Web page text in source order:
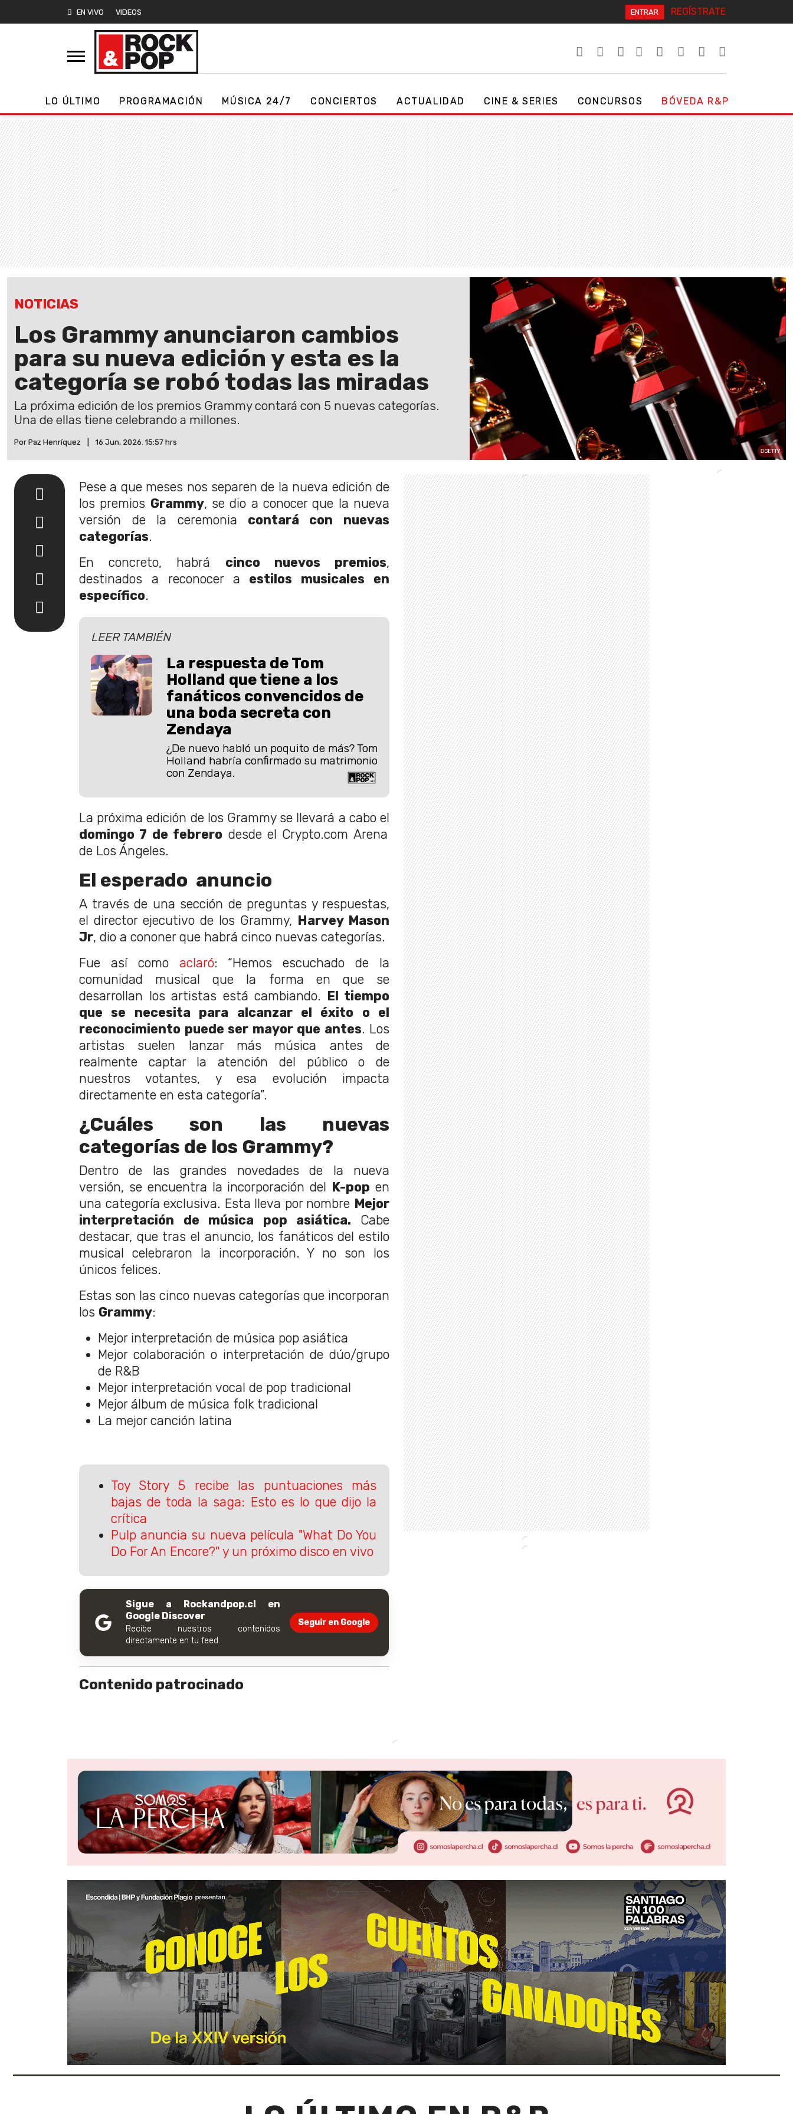
EN VIVO VIDEOS ENTRAR REGÍSTRATE
LO ÚLTIMO PROGRAMACIÓN MÚSICA 24/7 CONCIERTOS ACTUALIDAD CINE & SERIES CONCURSOS BÓVEDA R&P
NOTICIAS
Los Grammy anunciaron cambios
para su nueva edición y esta es la
categoría se robó todas las miradas
La próxima edición de los premios Grammy contará con 5 nuevas categorías.
Una de ellas tiene celebrando a millones.
Por Paz Henríquez 16 Jun, 2026. 15:57 hrs
GETTY
Pese a que meses nos separen de la nueva edición de
los premios Grammy, se dio a conocer que la nueva
versión de la ceremonia contará con nuevas
categorías.
En concreto, habrá cinco nuevos premios,
destinados a reconocer a estilos musicales en
específico.
LEER TAMBIÉN
La respuesta de Tom
Holland que tiene a los
fanáticos convencidos de
una boda secreta con
Zendaya
¿De nuevo habló un poquito de más? Tom
Holland habría confirmado su matrimonio
con Zendaya.
La próxima edición de los Grammy se llevará a cabo el
domingo 7 de febrero desde el Crypto.com Arena
de Los Ángeles.
El esperado anuncio
A través de una sección de preguntas y respuestas,
el director ejecutivo de los Grammy, Harvey Mason
Jr, dio a cononer que habrá cinco nuevas categorías.
Fue así como aclaró: “Hemos escuchado de la
comunidad musical que la forma en que se
desarrollan los artistas está cambiando. El tiempo
que se necesita para alcanzar el éxito o el
reconocimiento puede ser mayor que antes. Los
artistas suelen lanzar más música antes de
realmente captar la atención del público o de
nuestros votantes, y esa evolución impacta
directamente en esta categoría”.
¿Cuáles son las nuevas
categorías de los Grammy?
Dentro de las grandes novedades de la nueva
versión, se encuentra la incorporación del K-pop en
una categoría exclusiva. Esta lleva por nombre Mejor
interpretación de música pop asiática. Cabe
destacar, que tras el anuncio, los fanáticos del estilo
musical celebraron la incorporación. Y no son los
únicos felices.
Estas son las cinco nuevas categorías que incorporan
los Grammy:
Mejor interpretación de música pop asiática
Mejor colaboración o interpretación de dúo/grupo
de R&B
Mejor interpretación vocal de pop tradicional
Mejor álbum de música folk tradicional
La mejor canción latina
Toy Story 5 recibe las puntuaciones más
bajas de toda la saga: Esto es lo que dijo la
crítica
Pulp anuncia su nueva película "What Do You
Do For An Encore?" y un próximo disco en vivo
Sigue a Rockandpop.cl en
Google Discover
Recibe nuestros contenidos
directamente en tu feed.
Seguir en Google
Contenido patrocinado